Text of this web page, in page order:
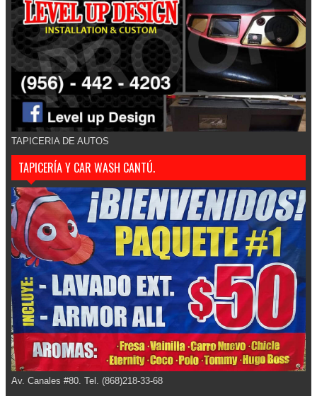
TAPICERIA DE AUTOS
TAPICERÍA Y CAR WASH CANTÚ.
Av. Canales #80. Tel. (868)218-33-68